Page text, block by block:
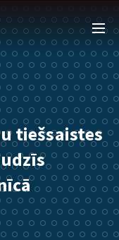
tiešsaistes